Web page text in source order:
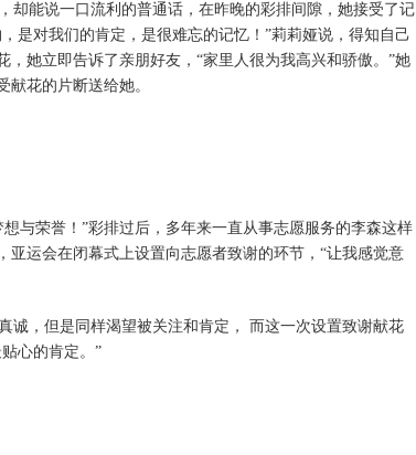
能说一口流利的普通话，在昨晚的彩排间隙，她接受了记
是对我们的肯定，是很难忘的记忆！”莉莉娅说，得知自己
，她立即告诉了亲朋好友，“家里人很为我高兴和骄傲。”她
献花的片断送给她。
与荣誉！”彩排过后，多年来一直从事志愿服务的李森这样
亚运会在闭幕式上设置向志愿者致谢的环节，“让我感觉意
，但是同样渴望被关注和肯定， 而这一次设置致谢献花
心的肯定。”